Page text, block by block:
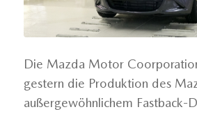
Die Mazda Motor
gestern die Produktion des
außergewöhnlichem Fastback-